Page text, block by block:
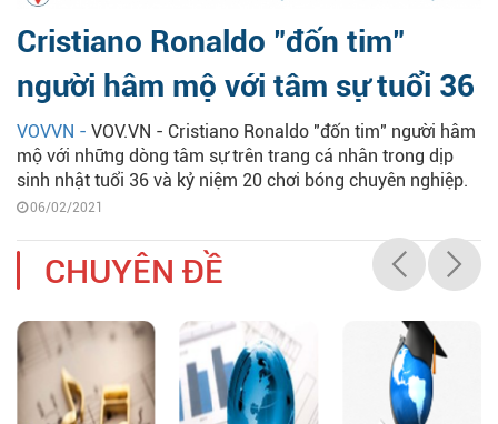
Cristiano Ronaldo "đốn tim"
người hâm mộ với tâm sự tuổi 36
VOVVN - VOV.VN - Cristiano Ronaldo "đốn tim" người hâm
mộ với những dòng tâm sự trên trang cá nhân trong dịp
sinh nhật tuổi 36 và kỷ niệm 20 chơi bóng chuyên nghiệp.
06/02/2021
CHUYÊN ĐỀ